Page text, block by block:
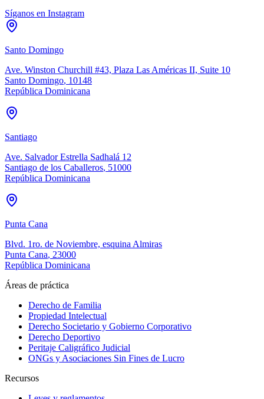
Síganos en Instagram
Santo Domingo
Ave. Winston Churchill #43, Plaza Las Américas II, Suite 10
Santo Domingo, 10148
República Dominicana
Santiago
Ave. Salvador Estrella Sadhalá 12
Santiago de los Caballeros, 51000
República Dominicana
Punta Cana
Blvd. 1ro. de Noviembre, esquina Almiras
Punta Cana, 23000
República Dominicana
Áreas de práctica
Derecho de Familia
Propiedad Intelectual
Derecho Societario y Gobierno Corporativo
Derecho Deportivo
Peritaje Caligráfico Judicial
ONGs y Asociaciones Sin Fines de Lucro
Recursos